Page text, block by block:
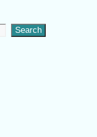
Search